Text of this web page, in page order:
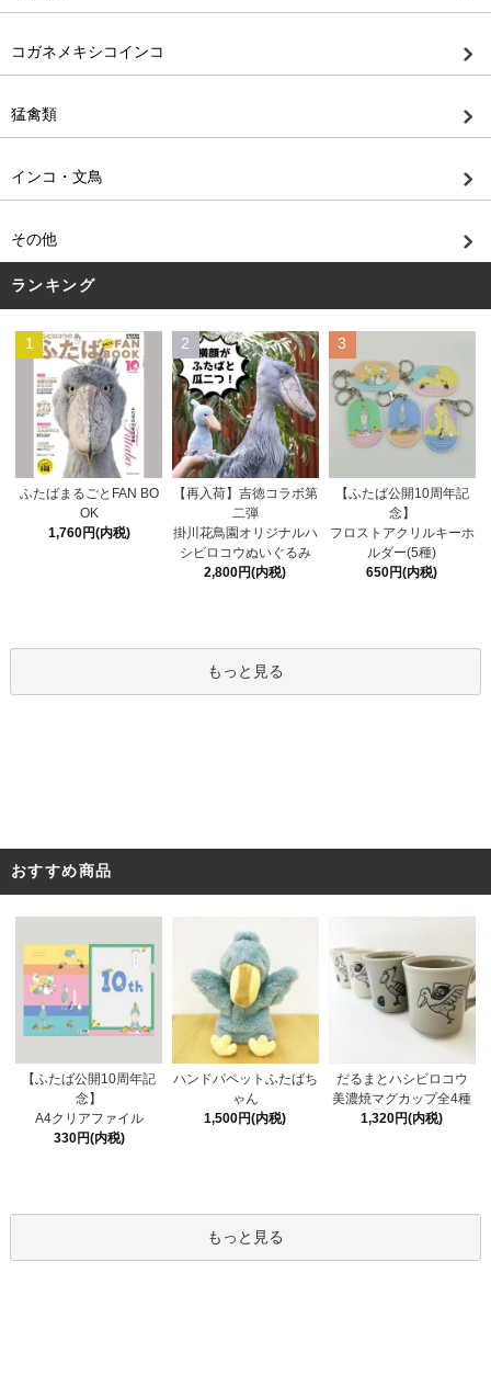
コガネメキシコインコ
猛禽類
インコ・文鳥
その他
ランキング
1
ふたばまるごとFAN BO
OK
1,760円(内税)
2
【再入荷】吉徳コラボ第
二弾
掛川花鳥園オリジナルハ
シビロコウぬいぐるみ
2,800円(内税)
3
【ふたば公開10周年記
念】
フロストアクリルキーホ
ルダー(5種)
650円(内税)
もっと見る
おすすめ商品
【ふたば公開10周年記
念】
A4クリアファイル
330円(内税)
ハンドパペットふたばち
ゃん
1,500円(内税)
だるまとハシビロコウ
美濃焼マグカップ全4種
1,320円(内税)
もっと見る